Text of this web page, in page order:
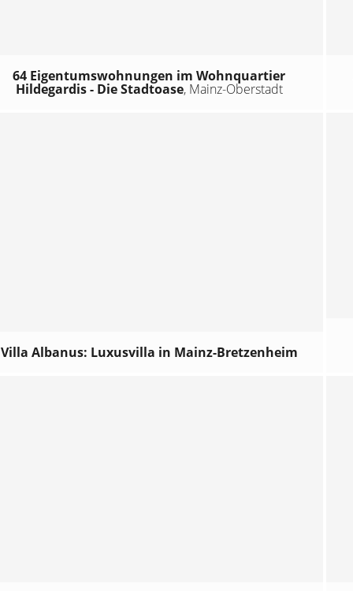
64 Eigentumswohnungen im Wohnquartier
Hildegardis - Die Stadtoase, Mainz-Oberstadt
Villa Albanus: Luxusvilla in Mainz-Bretzenheim